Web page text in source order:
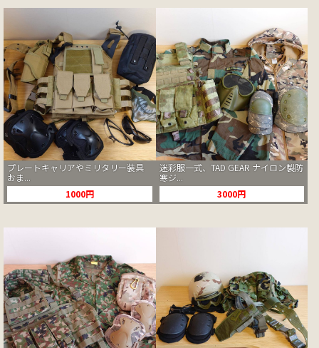
プレートキャリアやミリタリー装具
おま...
1000円
迷彩服一式、TAD GEAR ナイロン製防
寒ジ...
3000円